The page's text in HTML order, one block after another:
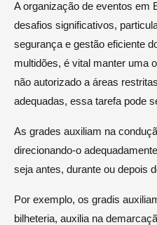
A organização de eventos em
desafios significativos,
segurança e gestão eficiente
multidões, é vital manter uma
não autorizado a áreas
adequadas, essa tarefa pode
As grades auxiliam na
direcionando-o
seja antes, durante ou depois
Por exemplo, os gradis
bilheteria, auxilia na